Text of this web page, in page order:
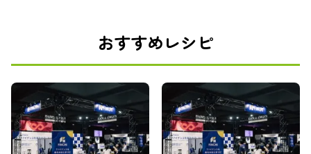
おすすめレシピ